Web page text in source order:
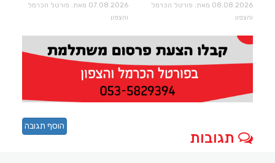
08.08.2026 מאת: פורטל הכרמל
והצפון
07.08.2026 מאת: פורטל הכרמל
והצפון
תגובות
הוסף תגובה